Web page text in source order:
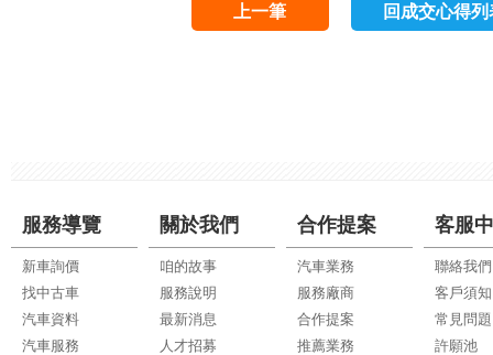
上一筆 回成交心得列
服務導覽
新車詢價
找中古車
汽車資料
汽車服務
關於我們
咱的故事
服務說明
最新消息
人才招募
合作提案
汽車業務
服務廠商
合作提案
推薦業務
客服
聯絡我們
客戶須知
常見問題
許願池